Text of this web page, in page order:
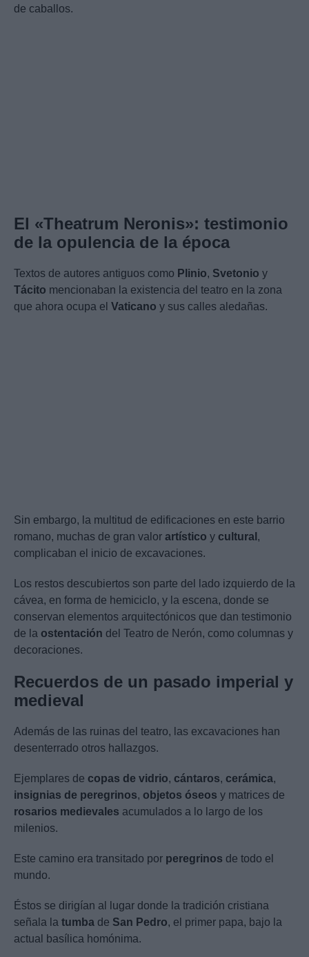
de caballos.
El «Theatrum Neronis»: testimonio
de la opulencia de la época
Textos de autores antiguos como Plinio, Svetonio y
Tácito mencionaban la existencia del teatro en la zona
que ahora ocupa el Vaticano y sus calles aledañas.
Sin embargo, la multitud de edificaciones en este barrio
romano, muchas de gran valor artístico y cultural ,
complicaban el inicio de excavaciones.
Los restos descubiertos son parte del lado izquierdo de la
cávea, en forma de hemiciclo, y la escena, donde se
conservan elementos arquitectónicos que dan testimonio
de la ostentación del Teatro de Nerón, como columnas y
decoraciones.
Recuerdos de un pasado imperial y
medieval
Además de las ruinas del teatro, las excavaciones han
desenterrado otros hallazgos.
Ejemplares de copas de vidrio, cántaros, cerámica,
insignias de peregrinos, objetos óseos y matrices de
rosarios medievales acumulados a lo largo de los
milenios.
Este camino era transitado por peregrinos de todo el
mundo.
Éstos se dirigían al lugar donde la tradición cristiana
señala la tumba de San Pedro, el primer papa, bajo la
actual basílica homónima.